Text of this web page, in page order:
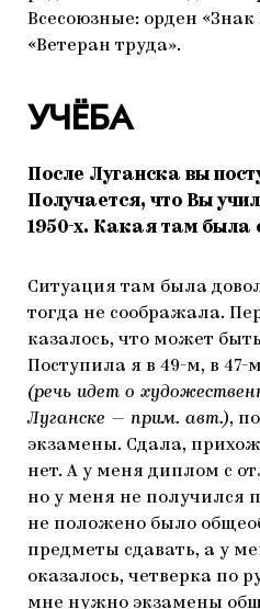
Всесоюзные: орден
«Ветеран труда».
УЧЁБА
После Луганска вы
Получается, что Вы
1950-х. Какая там была
Ситуация там была
тогда не соображала.
казалось, что может
Поступила я в 49-м, в
(речь идет о
Луганске — прим. авт.),
экзамены. Сдала,
нет. А у меня диплом с
но у меня не получился
не положено было
предметы сдавать, а у
оказалось, четверка по
мне нужно экзамены